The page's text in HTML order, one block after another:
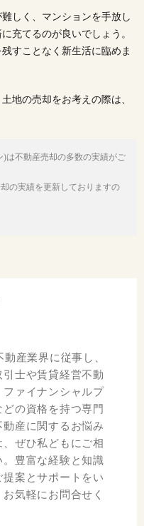
しく、マンションを手放し
充てるのが良いでしょう。
すことなく新生活に臨めま
地の売却をお考えの際は、
は不動産売却の多数の実績がご
の実績を更新しておりますの
産業界に従事し、
引士や賃貸経営不動
ファイナンシャルプ
どの資格を持つ専門
動産に関するお悩み
、ぜひ私どもにご相
。豊富な経験と知識
提案とサポートをい
気軽にお問合せく